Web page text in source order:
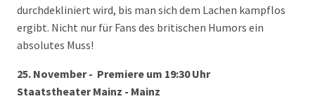
durchdekliniert wird, bis man sich dem Lachen kampflos
ergibt. Nicht nur für Fans des britischen Humors ein
absolutes Muss!
25. November - Premiere um 19:30 Uhr
Staatstheater Mainz - Mainz